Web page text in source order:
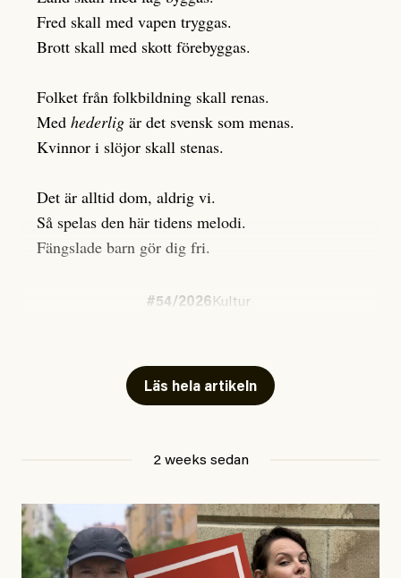
Fred skall med vapen tryggas.
Brott skall med skott förebyggas.
Folket från folkbildning skall renas.
Med hederlig är det svensk som menas.
Kvinnor i slöjor skall stenas.
Det är alltid dom, aldrig vi.
Så spelas den här tidens melodi.
Fängslade barn gör dig fri.
#54/2026 Kultur
Läs hela artikeln
2 weeks sedan